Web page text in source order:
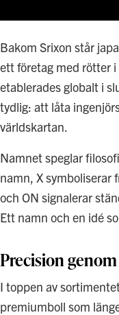
Bakom Srixon står
ett företag med rötter
etablerades globalt i
tydlig: att låta
världskartan.
Namnet speglar
namn, X symboliserar
och ON signalerar
Ett namn och en idé
Precision
I toppen av
premiumboll som